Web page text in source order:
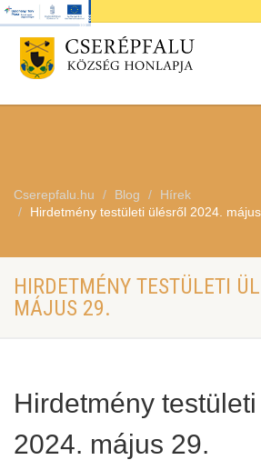
Cserepfalu.hu Blog
Hírek
Hirdetmény testületi ülésről 2024. május
HIRDETMÉNY TESTÜLETI
MÁJUS 29.
Hirdetmény
2024. május 29.